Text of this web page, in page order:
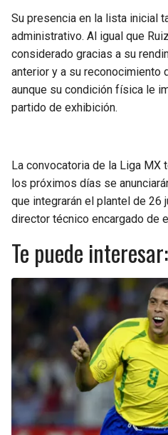
Su presencia en la lista inicial
administrativo. Al igual que
considerado gracias a su
anterior y a su reconocimiento
aunque su condición física le
partido de exhibición.
La convocatoria de la Liga MX
los próximos días se
que integrarán el plantel de 26
director técnico encargado de
Te puede interesar: